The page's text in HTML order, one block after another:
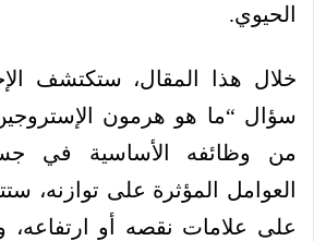
الحيوي.
خلال هذا المقال، ستكتشف
سؤال “ما هو هرمون
من وظائفه الأساسية في
العوامل المؤثرة على توازنه،
على علامات نقصه أو